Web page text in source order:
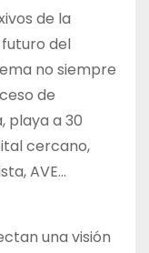
de la
del
no siempre
de
playa a 30
cercano,
AVE…
una visión